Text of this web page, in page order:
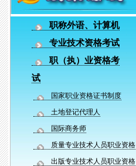
职称外语、计算机
专业技术资格考试
职（执）业资格考
试
国家职业资格证书制度
土地登记代理人
国际商务师
质量专业技术人员职业资格
出版专业技术人员职业资格